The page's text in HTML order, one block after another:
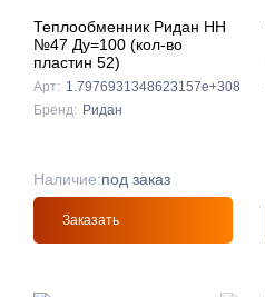
Теплообменник Ридан НН
№47 Ду=100 (кол-во
пластин 52)
Арт: 1.7976931348623157e+308
Бренд: Ридан
Наличие:под заказ
Заказать